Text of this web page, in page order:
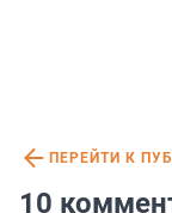
ПЕРЕЙТИ К
10